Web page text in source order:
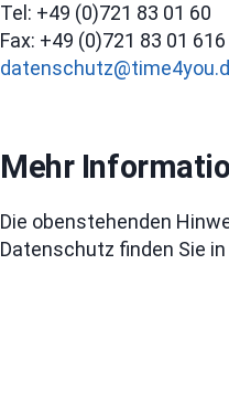
Tel: +49 (0)721 83 01 60
Fax: +49 (0)721 83 01 616
Mehr
Die obenstehenden
Datenschutz finden Sie